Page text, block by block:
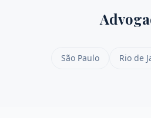
São Paulo Rio de